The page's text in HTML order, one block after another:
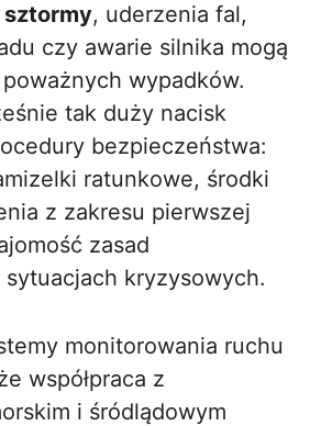
sztormy, uderzenia fal,
czy awarie silnika mogą
wypadków.
tak duży nacisk
bezpieczeństwa:
ratunkowe, środki
z zakresu pierwszej
zasad
kryzysowych.
monitorowania ruchu
współpraca z
i śródlądowym